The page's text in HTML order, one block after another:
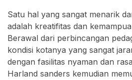
Satu hal yang sangat menarik
adalah kreatifitas dan
Berawal dari perbincangan
kondisi kotanya yang sangat
dengan fasilitas nyaman dan
Harland sanders kemudian